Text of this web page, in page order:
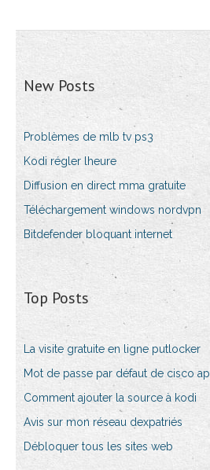
New Posts
Problèmes de mlb tv ps3
Kodi régler lheure
Diffusion en direct mma gratuite
Téléchargement windows nordvpn
Bitdefender bloquant internet
Top Posts
La visite gratuite en ligne putlocker
Mot de passe par défaut de cisco ap
Comment ajouter la source à kodi
Avis sur mon réseau dexpatriés
Débloquer tous les sites web